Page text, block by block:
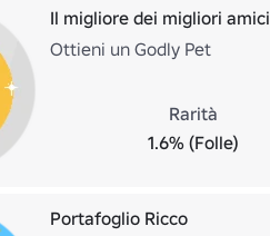
Il migliore dei migliori amici
Ottieni un Godly Pet
Rarità
1.6% (Folle)
Portafoglio Ricco